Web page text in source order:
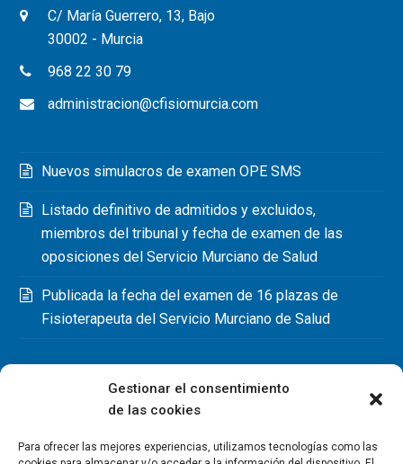
Gestionar el consentimiento
de las cookies
Para ofrecer las mejores experiencias, utilizamos tecnologías como las
C/ María Guerrero, 13, Bajo
30002 - Murcia
968 22 30 79
administracion@cfisiomurcia.com
Nuevos simulacros de examen OPE SMS
Listado definitivo de admitidos y excluidos,
miembros del tribunal y fecha de examen de las
oposiciones del Servicio Murciano de Salud
Publicada la fecha del examen de 16 plazas de
Fisioterapeuta del Servicio Murciano de Salud